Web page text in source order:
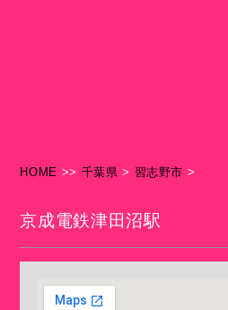
HOME >> 千葉県 > 習志野市 >
京成電鉄津田沼駅